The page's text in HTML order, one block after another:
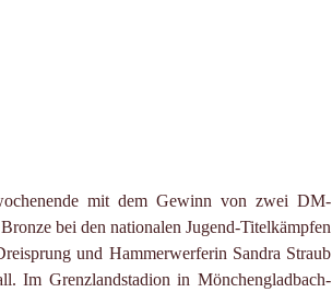
mit dem Gewinn von zwei DM-
bei den nationalen Jugend-Titelkämpfen
und Hammerwerferin Sandra Straub
Im Grenzlandstadion in Mönchengladbach-